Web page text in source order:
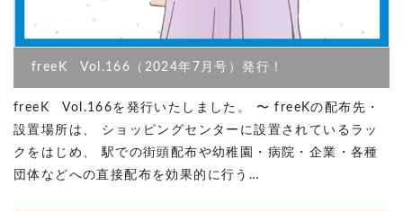
freeK Vol.166（2024年7月号）発行！
freeK Vol.166を発行いたしました。 〜 freeKの配布先・
設置場所は、 ショッピングセンターに設置されているラッ
クをはじめ、 駅での街頭配布や幼稚園・病院・企業・各種
団体などへの直接配布を効果的に行う…